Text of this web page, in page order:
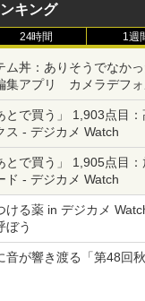
キング
24時間 1週
丼：ありそうでなかっ
集アプリ カメラデフォ
とで買う」 1,903点目
ス - デジカメ Watch
とで買う」 1,905点目
ド - デジカメ Watch
ける薬 in デジカメ
ぼう
音が響き渡る「第48回